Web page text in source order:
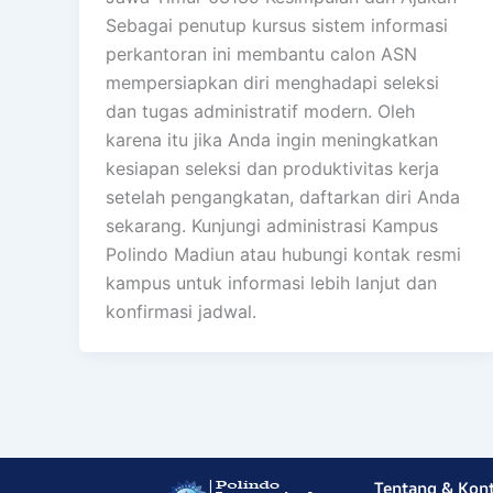
Sebagai penutup kursus sistem informasi
perkantoran ini membantu calon ASN
mempersiapkan diri menghadapi seleksi
dan tugas administratif modern. Oleh
karena itu jika Anda ingin meningkatkan
kesiapan seleksi dan produktivitas kerja
setelah pengangkatan, daftarkan diri Anda
sekarang. Kunjungi administrasi Kampus
Polindo Madiun atau hubungi kontak resmi
kampus untuk informasi lebih lanjut dan
konfirmasi jadwal.
Tentang &